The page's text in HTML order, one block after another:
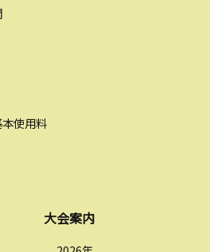
使用料
大会案内